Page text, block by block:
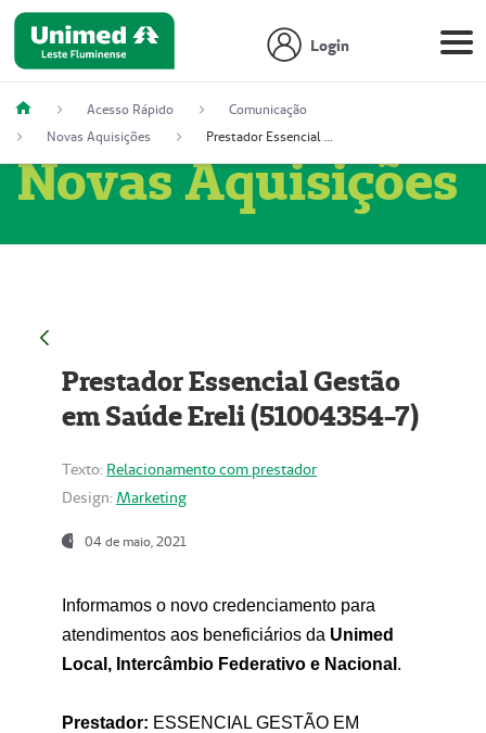
Login
Acesso Rápido
Comunicação
Novas Aquisições
Prestador Essencial Gestão em Saúde Ereli (51004354-7)
Novas Aquisições
Prestador Essencial Gestão
em Saúde Ereli (51004354-7)
Texto: Relacionamento com prestador
Design: Marketing
04 de maio, 2021
Informamos o novo credenciamento para
atendimentos aos beneficiários da Unimed
Local, Intercâmbio Federativo e Nacional .
Prestador: ESSENCIAL GESTÃO EM